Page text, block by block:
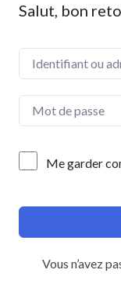
Salut, bon
Me garder
Vous n’avez